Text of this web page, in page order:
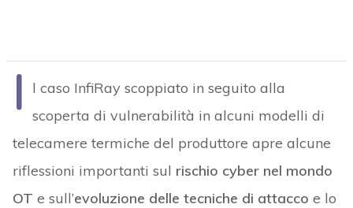
I
l caso InfiRay scoppiato in seguito alla
scoperta di vulnerabilità in alcuni modelli di
telecamere termiche del produttore apre alcune
riflessioni importanti sul rischio cyber nel mondo
OT e sull’evoluzione delle tecniche di attacco e lo